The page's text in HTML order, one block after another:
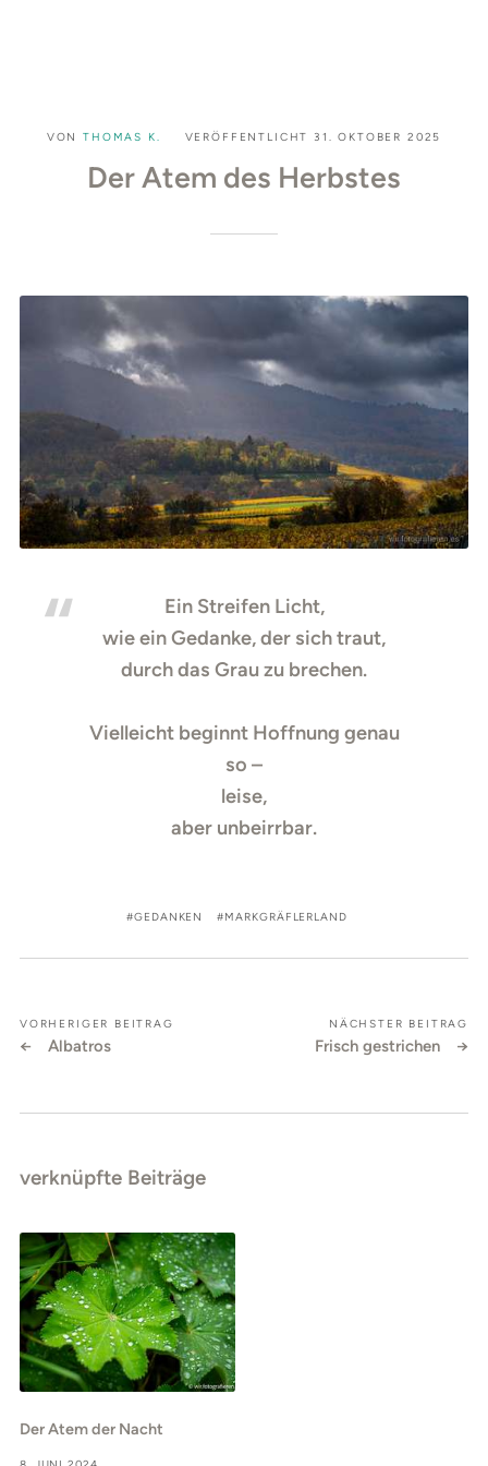
VONTHOMAS K. VERÖFFENTLICHT 31. OKTOBER 2025
Der Atem des Herbstes
Ein Streifen Licht,
wie ein Gedanke, der sich traut,
durch das Grau zu brechen.
Vielleicht beginnt Hoffnung genau
so –
leise,
aber unbeirrbar.
GEDANKEN MARKGRÄFLERLAND
VORHERIGER BEITRAG
Albatros
NÄCHSTER BEITRAG
Frisch gestrichen
verknüpfte Beiträge
Der Atem der Nacht